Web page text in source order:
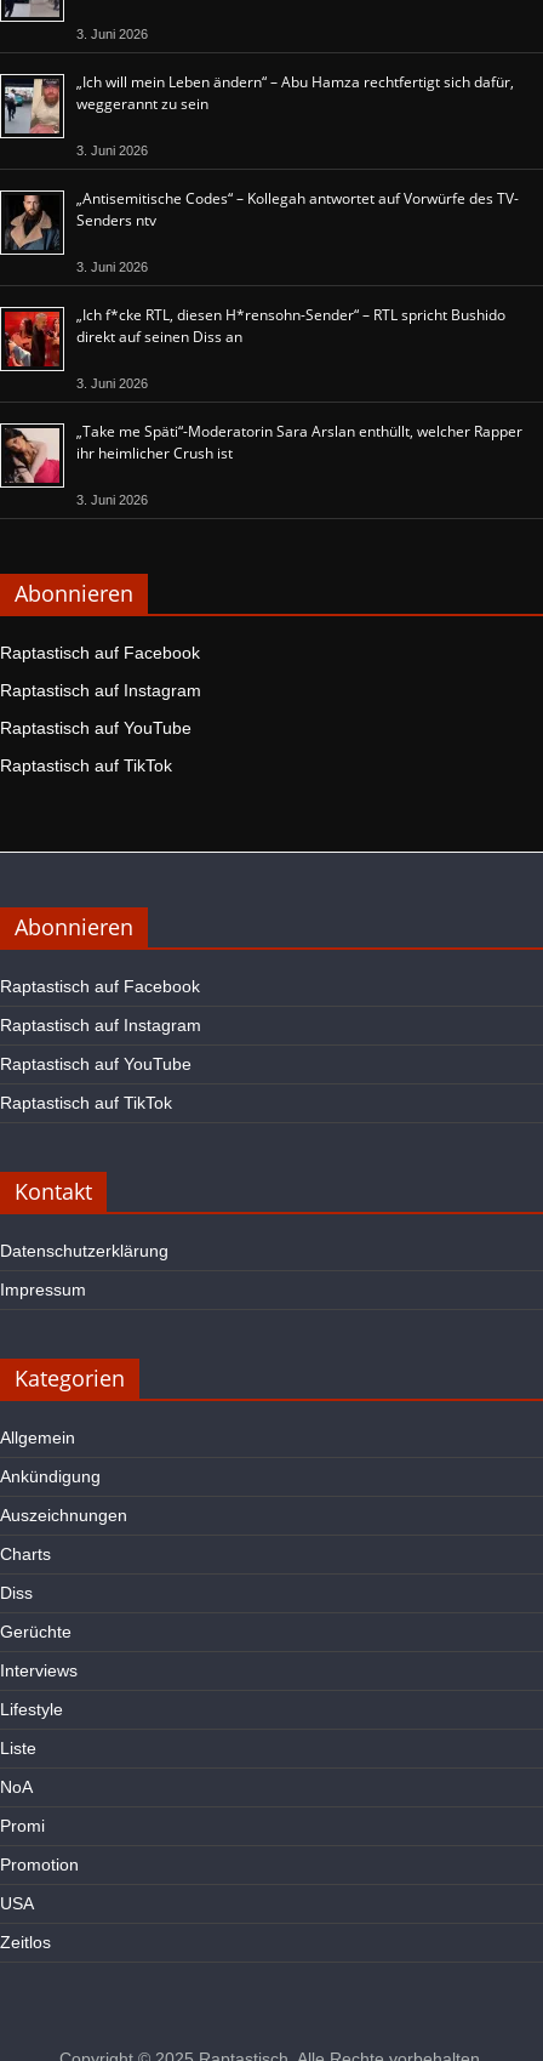
3. Juni 2026
„Ich will mein Leben ändern“ – Abu Hamza rechtfertigt sich dafür,
weggerannt zu sein
3. Juni 2026
„Antisemitische Codes“ – Kollegah antwortet auf Vorwürfe des TV-
Senders ntv
3. Juni 2026
„Ich f*cke RTL, diesen H*rensohn-Sender“ – RTL spricht Bushido
direkt auf seinen Diss an
3. Juni 2026
„Take me Späti“-Moderatorin Sara Arslan enthüllt, welcher Rapper
ihr heimlicher Crush ist
3. Juni 2026
Abonnieren
Raptastisch auf Facebook
Raptastisch auf Instagram
Raptastisch auf YouTube
Raptastisch auf TikTok
Abonnieren
Raptastisch auf Facebook
Raptastisch auf Instagram
Raptastisch auf YouTube
Raptastisch auf TikTok
Kontakt
Datenschutzerklärung
Impressum
Kategorien
Allgemein
Ankündigung
Auszeichnungen
Charts
Diss
Gerüchte
Interviews
Lifestyle
Liste
NoA
Promi
Promotion
USA
Zeitlos